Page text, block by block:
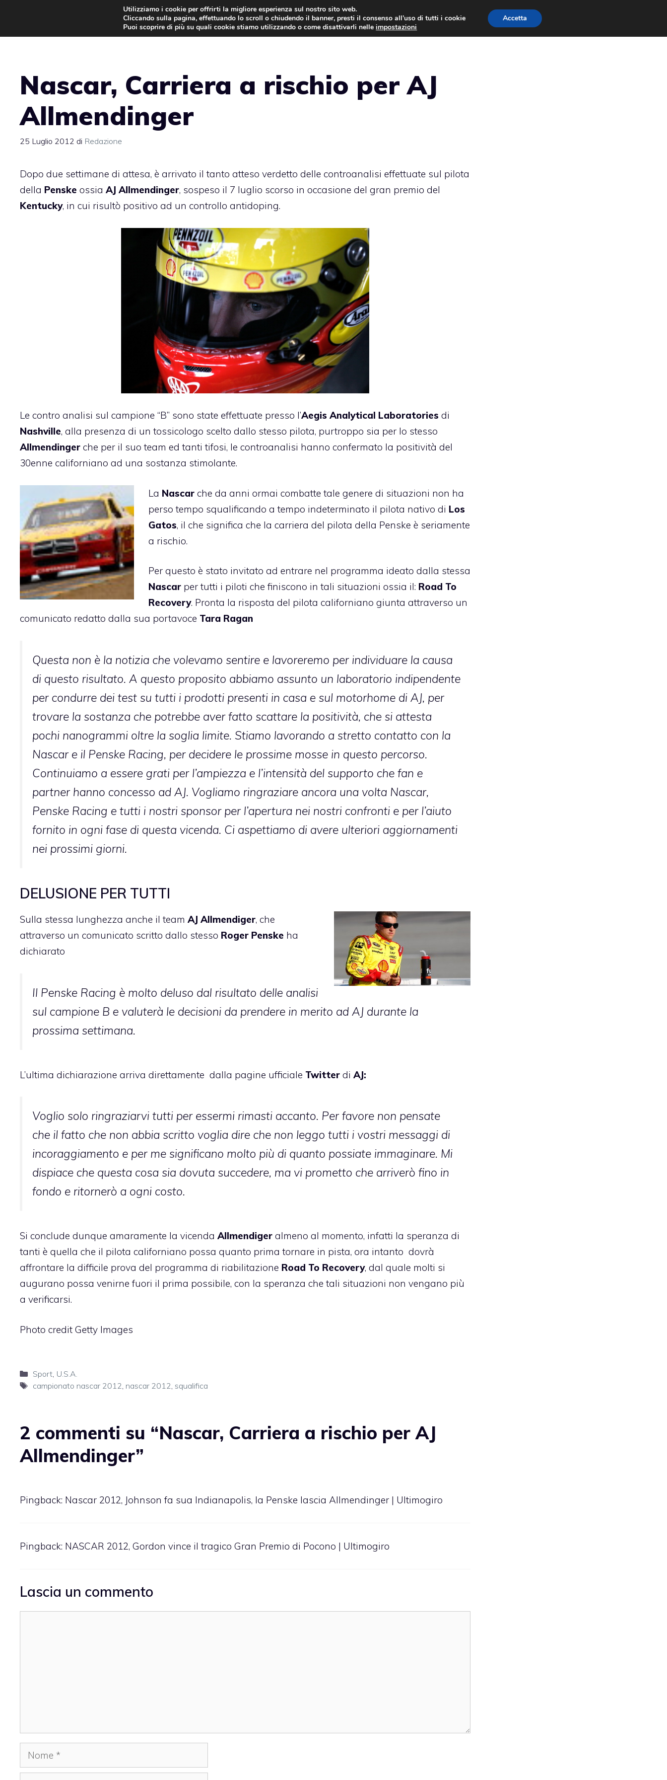
contenuto
AUTO NEWS EVENTI E FIERE
Nascar, Carriera a rischio per AJ
Allmendinger
25 Luglio 2012 di Redazione
Dopo due settimane di attesa, è arrivato il tanto atteso verdetto delle controanalisi effettuate sul pilota
della Penske ossia AJ Allmendinger, sospeso il 7 luglio scorso in occasione del gran premio del
Kentucky, in cui risultò positivo ad un controllo antidoping.
Le contro analisi sul campione “B” sono state effettuate presso l’Aegis Analytical Laboratories di
Nashville, alla presenza di un tossicologo scelto dallo stesso pilota, purtroppo sia per lo stesso
Allmendinger che per il suo team ed tanti tifosi, le controanalisi hanno confermato la positività del
30enne californiano ad una sostanza stimolante.
La Nascarche da anni ormai combatte tale genere di situazioni non ha
perso tempo squalificando a tempo indeterminato il pilota nativo di Los
Gatos, il che significa che la carriera del pilota della Penske è seriamente
a rischio.
Per questo è stato invitato ad entrare nel programma ideato dalla stessa
Nascar per tutti i piloti che finiscono in tali situazioni ossia il: Road To
Recovery. Pronta la risposta del pilota californiano giunta attraverso un
comunicato redatto dalla sua portavoce Tara Ragan
Questa non è la notizia che volevamo sentire e lavoreremo per individuare la causa
di questo risultato. A questo proposito abbiamo assunto un laboratorio indipendente
per condurre dei test su tutti i prodotti presenti in casa e sul motorhome di AJ, per
trovare la sostanza che potrebbe aver fatto scattare la positività, che si attesta
pochi nanogrammi oltre la soglia limite. Stiamo lavorando a stretto contatto con la
Nascar e il Penske Racing, per decidere le prossime mosse in questo percorso.
Continuiamo a essere grati per l’ampiezza e l’intensità del supporto che fan e
partner hanno concesso ad AJ. Vogliamo ringraziare ancora una volta Nascar,
Penske Racing e tutti i nostri sponsor per l’apertura nei nostri confronti e per l’aiuto
fornito in ogni fase di questa vicenda. Ci aspettiamo di avere ulteriori aggiornamenti
nei prossimi giorni.
DELUSIONE PER TUTTI
Sulla stessa lunghezza anche il team AJ Allmendiger, che
attraverso un comunicato scritto dallo stesso Roger Penske ha
dichiarato
Il Penske Racing è molto deluso dal risultato delle analisi
sul campione B e valuterà le decisioni da prendere in merito ad AJ durante la
prossima settimana.
L’ultima dichiarazione arriva direttamente dalla pagine ufficiale Twitter di AJ:
Voglio solo ringraziarvi tutti per essermi rimasti accanto. Per favore non pensate
che il fatto che non abbia scritto voglia dire che non leggo tutti i vostri messaggi di
incoraggiamento e per me significano molto più di quanto possiate immaginare. Mi
dispiace che questa cosa sia dovuta succedere, ma vi prometto che arriverò fino in
fondo e ritornerò a ogni costo.
Si conclude dunque amaramente la vicenda Allmendiger almeno al momento, infatti la speranza di
tanti è quella che il pilota californiano possa quanto prima tornare in pista, ora intanto dovrà
affrontare la difficile prova del programma di riabilitazione Road To Recovery, dal quale molti si
augurano possa venirne fuori il prima possibile, con la speranza che tali situazioni non vengano più
a verificarsi.
Photo credit Getty Images
Categorie
Sport, U.S.A.
Tag
campionato nascar 2012 nascar 2012 squalifica
2 commenti su “Nascar, Carriera a rischio per AJ
Allmendinger”
Pingback: Nascar 2012, Johnson fa sua Indianapolis, la Penske lascia Allmendinger | Ultimogiro
Pingback: NASCAR 2012, Gordon vince il tragico Gran Premio di Pocono | Ultimogiro
Lascia un commento
Nome
Utilizziamo i cookie per offrirti la migliore esperienza sul nostro sito web.
Cliccando sulla pagina, effettuando lo scroll o chiudendo il banner, presti il consenso all’uso di tutti i cookie
Puoi scoprire di più su quali cookie stiamo utilizzando o come disattivarli nelleimpostazioni
Accetta